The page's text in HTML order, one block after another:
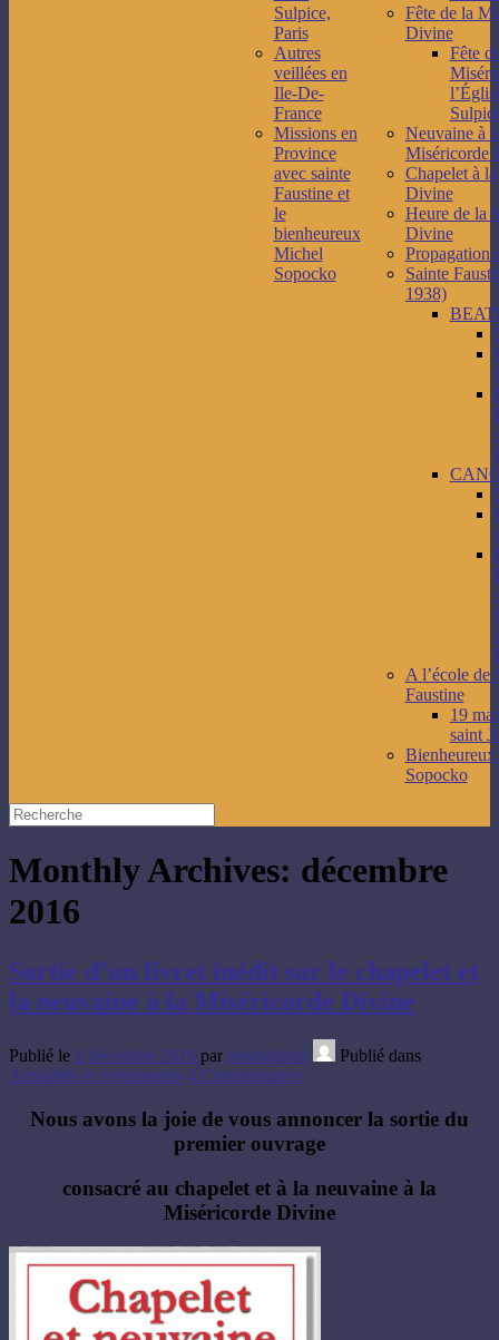
Sulpice,
Paris
Autres
veillées en
Ile-De-
France
Missions en
Province
avec sainte
Faustine et
le
bienheureux
Michel
Sopocko
Fête de la
Divine
Fête
Neuvaine à
Miséricorde
Chapelet à
Divine
Heure de la
Divine
Propagation
Sainte
1938)
A l’école de
Faustine
19
saint
Sopocko
Monthly Archives: décembre
2016
Sortie d’un livret inédit sur le chapelet et
la neuvaine à la Miséricorde Divine
Publié le 1 décembre 2016 par miseradmin
Publié dans
Actualités et événements 4 Commentaires
Nous avons la joie de vous annoncer la sortie du
premier ouvrage
consacré au chapelet et à la neuvaine à la
Miséricorde Divine